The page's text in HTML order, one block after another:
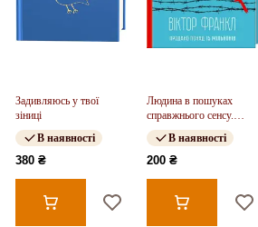
Задивляюсь у твої
зіниці
В наявності
380 ₴
Людина в пошуках
справжнього сенсу.
Психолог у концтаборі
В наявності
200 ₴